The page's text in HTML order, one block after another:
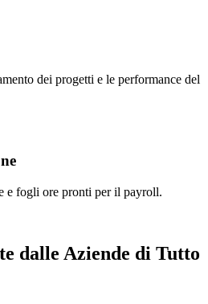
dei progetti e le performance del
e fogli ore pronti per il payroll.
dalle Aziende di Tutto